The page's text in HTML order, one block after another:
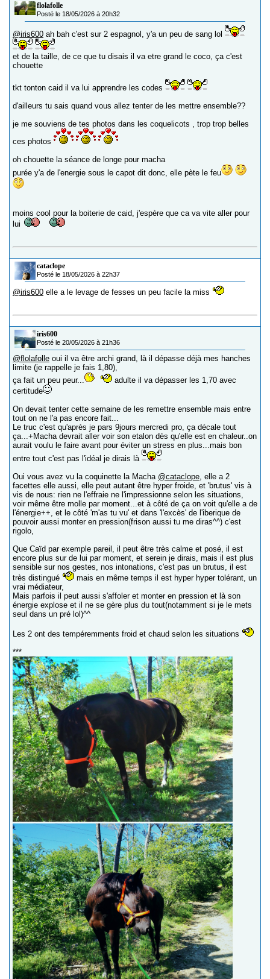
flolafolle
Posté le 18/05/2026 à 20h32
@iris600 ah bah c'est sur 2 espagnol, y'a un peu de sang lol
et de la taille, de ce que tu disais il va etre grand le coco, ça c'est
chouette
tkt tonton caid il va lui apprendre les codes
d'ailleurs tu sais quand vous allez tenter de les mettre ensemble??
je me souviens de tes photos dans les coquelicots , trop trop belles
ces photos
oh chouette la séance de longe pour macha
purée y'a de l'energie sous le capot dit donc, elle pète le feu
moins cool pour la boiterie de caid, j'espère que ca va vite aller pour
lui
cataclope
Posté le 18/05/2026 à 22h37
@iris600 elle a le levage de fesses un peu facile la miss
iris600
Posté le 20/05/2026 à 21h36
@flolafolle oui il va être archi grand, là il dépasse déjà mes hanches
limite (je rappelle je fais 1,80),
ça fait un peu peur...
adulte il va dépasser les 1,70 avec
certitude
On devait tenter cette semaine de les remettre ensemble mais entre
tout on ne l'a pas encore fait...
Le truc c'est qu'après je pars 9jours mercredi pro, ça décale tout
ça...+Macha devrait aller voir son etalon dès qu'elle est en chaleur..on
aurait voulu le faire avant pour éviter un stress en plus...mais bon
entre tout c'est pas l'idéal je dirais là
Oui vous avez vu la coquinette la Macha @cataclope , elle a 2
facettes elle aussi, elle peut autant être hyper froide, et 'brutus' vis à
vis de nous: rien ne l'effraie ne l'impressionne selon les situations,
voir même être molle par moment...et à côté de ça on voit qu'elle a de
l'énergie++, et le côté 'm'as tu vu' et dans 'l'excès' de l'iberique de
pouvoir aussi monter en pression(frison aussi tu me diras^^) c'est
rigolo,
Que Caïd par exemple pareil, il peut être très calme et posé, il est
encore plus sur de lui par moment, et serein je dirais, mais il est plus
sensible sur nos gestes, nos intonations, c'est pas un brutus, il est
très distingué
mais en même temps il est hyper hyper tolérant, un
vrai médiateur,
Mais parfois il peut aussi s'affoler et monter en pression et là son
énergie explose et il ne se gère plus du tout(notamment si je le mets
seul dans un pré lol)^^
Les 2 ont des tempéremments froid et chaud selon les situations
***